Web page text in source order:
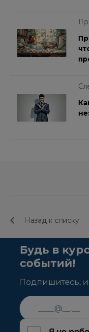
Назад к списку
Будь в
событий!
Подпишитесь, и